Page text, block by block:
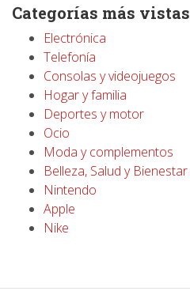
Categorías más vistas
Electrónica
Telefonía
Consolas y videojuegos
Hogar y familia
Deportes y motor
Ocio
Moda y complementos
Belleza, Salud y Bienestar
Nintendo
Apple
Nike